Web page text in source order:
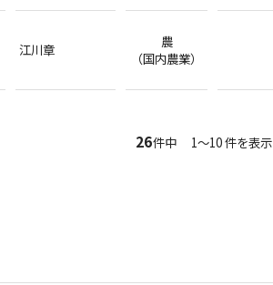
江川章
農
（国内農業）
26件中 1～10 件を表示